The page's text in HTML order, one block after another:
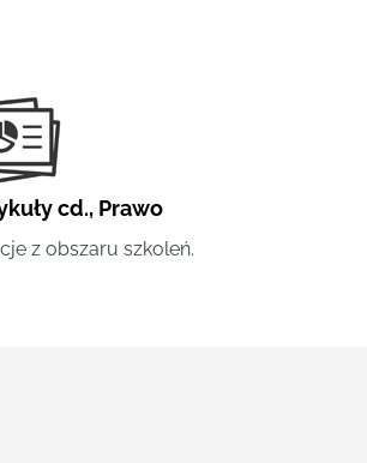
cd., Prawo
z obszaru szkoleń.